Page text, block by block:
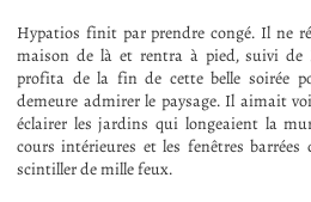
Hypatios finit par prendre congé. Il ne
maison de là et rentra à pied, suivi de
profita de la fin de cette belle soirée
demeure admirer le paysage. Il aimait
éclairer les jardins qui longeaient la
cours intérieures et les fenêtres
scintiller de mille feux.